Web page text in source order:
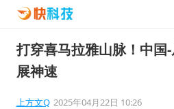
打穿喜马拉雅山脉！中国
展神速
上方文Q 2025年04月22日 10:26